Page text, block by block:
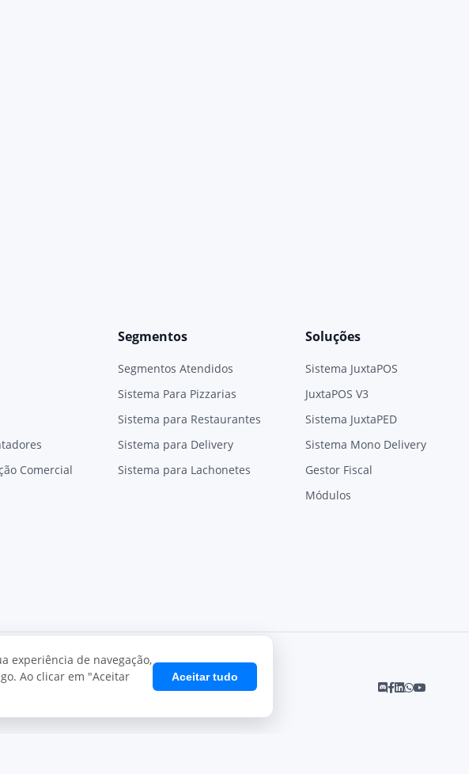
Comercial
Segmentos
Segmentos Atendidos
Sistema Para Pizzarias
Sistema para Restaurantes
Sistema para Delivery
Sistema para Lachonetes
Soluções
Sistema JuxtaPOS
JuxtaPOS V3
Sistema JuxtaPED
Sistema Mono Delivery
Gestor Fiscal
Módulos
experiência de navegação,
Ao clicar em "Aceitar
Aceitar tudo